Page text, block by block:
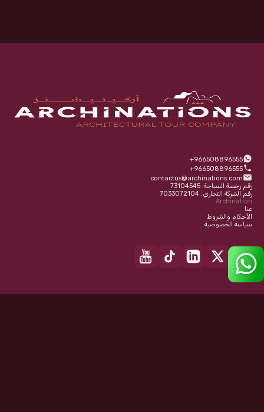
+966508896555
+966508896555
contactus@archinations.com
رقم رخصة السياحة: 73104545
رقم الشركة التجاري: 7033072104
Archination
عنا
الأحكام والشروط
سياسة الخصوصية